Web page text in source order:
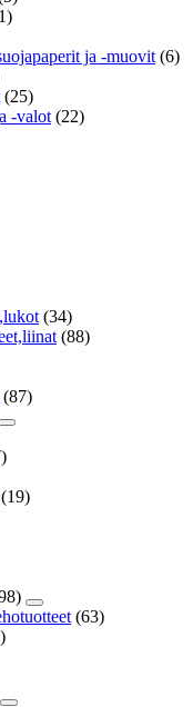
ja -muovit (6)
(25)
-valot (22)
(34)
(88)
(87)
(19)
(63)